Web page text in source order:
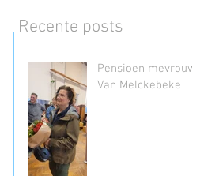
Recente posts
Pensioen mevrouw
Van Melckebeke